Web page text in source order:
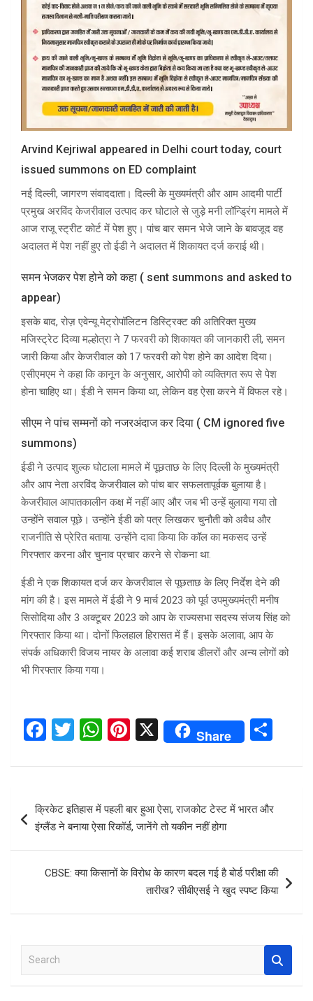
Arvind Kejriwal appeared in Delhi court today, court
issued summons on ED complaint
नई दिल्ली, जागरण संवाददाता। दिल्ली के मुख्यमंत्री और आम आदमी पार्टी
प्रमुख अरविंद केजरीवाल उत्पाद कर घोटाले से जुड़े मनी लॉन्ड्रिंग मामले में
आज राजू स्ट्रीट कोर्ट में पेश हुए। पांच बार समन भेजे जाने के बावजूद वह
अदालत में पेश नहीं हुए तो ईडी ने अदालत में शिकायत दर्ज कराई थी।
समन भेजकर पेश होने को कहा ( sent summons and asked to
appear)
इसके बाद, रोज़ एवेन्यू मेट्रोपॉलिटन डिस्ट्रिक्ट की अतिरिक्त मुख्य
मजिस्ट्रेट दिव्या मल्होत्रा ​​ने 7 फरवरी को शिकायत की जानकारी ली, समन
जारी किया और केजरीवाल को 17 फरवरी को पेश होने का आदेश दिया।
एसीएमएम ने कहा कि कानून के अनुसार, आरोपी को व्यक्तिगत रूप से पेश
होना चाहिए था। ईडी ने समन किया था, लेकिन वह ऐसा करने में विफल रहे।
सीएम ने पांच सम्मनों को नजरअंदाज कर दिया ( CM ignored five
summons)
ईडी ने उत्पाद शुल्क घोटाला मामले में पूछताछ के लिए दिल्ली के मुख्यमंत्री
और आप नेता अरविंद केजरीवाल को पांच बार सफलतापूर्वक बुलाया है।
केजरीवाल आपातकालीन कक्ष में नहीं आए और जब भी उन्हें बुलाया गया तो
उन्होंने सवाल पूछे। उन्होंने ईडी को पत्र लिखकर चुनौती को अवैध और
राजनीति से प्रेरित बताया. उन्होंने दावा किया कि कॉल का मकसद उन्हें
गिरफ्तार करना और चुनाव प्रचार करने से रोकना था.
ईडी ने एक शिकायत दर्ज कर केजरीवाल से पूछताछ के लिए निर्देश देने की
मांग की है। इस मामले में ईडी ने 9 मार्च 2023 को पूर्व उपमुख्यमंत्री मनीष
सिसोदिया और 3 अक्टूबर 2023 को आप के राज्यसभा सदस्य संजय सिंह को
गिरफ्तार किया था। दोनों फिलहाल हिरासत में हैं। इसके अलावा, आप के
संपर्क अधिकारी विजय नायर के अलावा कई शराब डीलरों और अन्य लोगों को
भी गिरफ्तार किया गया।
F
ce
b
o
k
T
tt
er
W
at
A
p
Pi
er
t
X Share
ar
navigation
क्रिकेट इतिहास में पहली बार हुआ ऐसा, राजकोट टेस्ट में भारत और
इंग्लैंड ने बनाया ऐसा रिकॉर्ड, जानेंगे तो यकीन नहीं होगा
CBSE: क्या किसानों के विरोध के कारण बदल गई है बोर्ड परीक्षा की
तारीख? सीबीएसई ने खुद स्पष्ट किया
a